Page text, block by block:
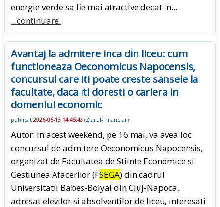
energie verde sa fie mai atractive decat in...
...continuare.
Avantaj la admitere inca din liceu: cum
functioneaza Oeconomicus Napocensis,
concursul care iti poate creste sansele la
facultate, daca iti doresti o cariera in
domeniul economic
publicat 2026-05-13 14:45:43 (Ziarul-Financiar)
Autor: In acest weekend, pe 16 mai, va avea loc
concursul de admitere Oeconomicus Napocensis,
organizat de Facultatea de Stiinte Economice si
Gestiunea Afacerilor (FSEGA) din cadrul
Universitatii Babes-Bolyai din Cluj-Napoca,
adresat elevilor si absolventilor de liceu, interesati